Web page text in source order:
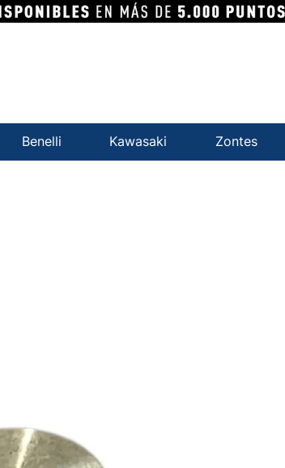
Benelli Kawasaki Zontes